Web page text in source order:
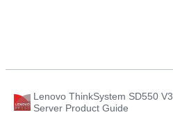
Lenovo ThinkSystem SD550 V3
Server Product Guide